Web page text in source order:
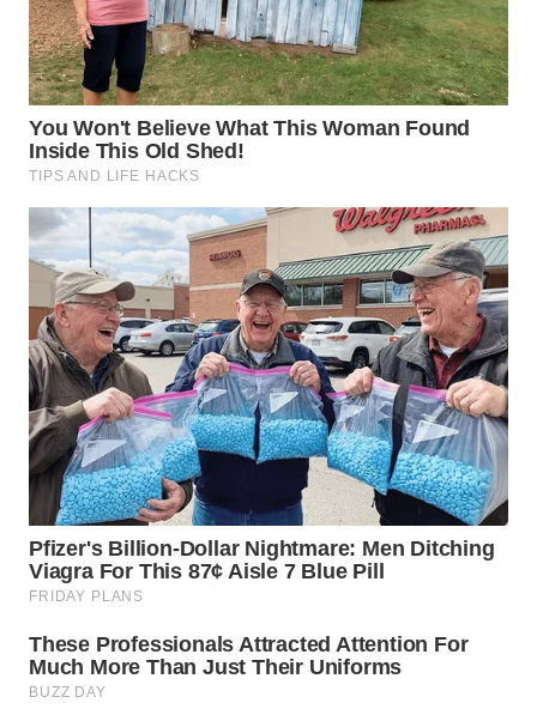
WN DELI
SERDANG
WN
TEBING
TINGGI
WN
PAKPAK
WN
KARAWANG
WN
BEKASI
WN
BOGOR
WN
WN